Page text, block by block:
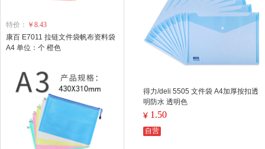
得力/deli 5505 文件袋 A4加厚按扣透
明防水 透明色
¥ 1.50
自营
特价： ￥8.43
康百 E7011 拉链文件袋帆布资料袋
A4 单位：个 橙色